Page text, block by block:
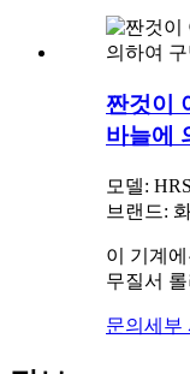
짠것이
바늘에
모델:
브랜드:
이 기계
무질서
문의 세부